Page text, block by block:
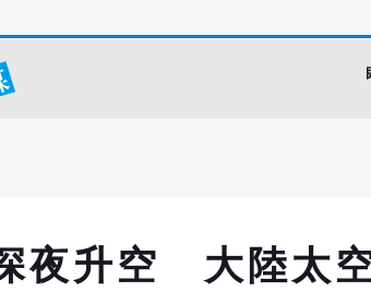
夜升空 大陸太